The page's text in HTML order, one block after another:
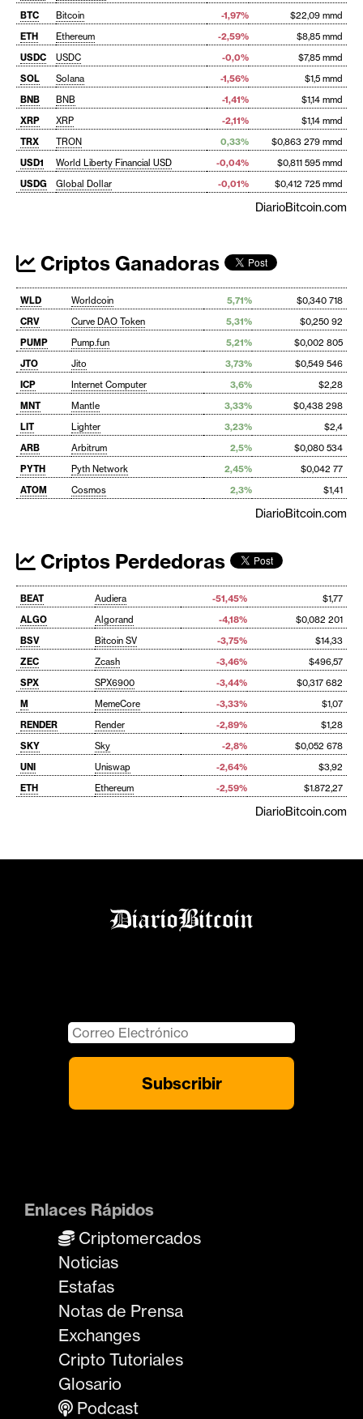
BTC Bitcoin -1,97%
$22,09 mmd
ETH
Ethereum -2,59%
$8,85 mmd
USDC
USDC -0,0%
$7,85 mmd
SOL
Solana -1,56%
$1,5 mmd
BNB
BNB -1,41%
$1,14 mmd
XRP
XRP -2,11%
$1,14 mmd
TRX
TRON 0,33%
$0,863 279 mmd
USD1
World Liberty Financial USD -0,04%
$0,811 595 mmd
USDG
Global Dollar -0,01% $0,412 725 mmd
DiarioBitcoin.com
Criptos Ganadoras
WLD Worldcoin 5,71%
$0,340 718
CRV
Curve DAO Token 5,31%
$0,250 92
PUMP
Pump.fun 5,21%
$0,002 805
JTO
Jito 3,73%
$0,549 546
ICP
Internet Computer 3,6%
$2,28
MNT
Mantle 3,33%
$0,438 298
LIT
Lighter 3,23%
$2,4
ARB
Arbitrum 2,5%
$0,080 534
PYTH
Pyth Network 2,45%
$0,042 77
ATOM
Cosmos 2,3% $1,41
DiarioBitcoin.com
Criptos Perdedoras
BEAT Audiera -51,45%
$1,77
ALGO
Algorand -4,18%
$0,082 201
BSV
Bitcoin SV -3,75%
$14,33
ZEC
Zcash -3,46%
$496,57
SPX
SPX6900 -3,44%
$0,317 682
M
MemeCore -3,33%
$1,07
RENDER
Render -2,89%
$1,28
SKY
Sky -2,8%
$0,052 678
UNI
Uniswap -2,64%
$3,92
ETH
Ethereum -2,59% $1.872,27
DiarioBitcoin.com
Enlaces Rápidos
Criptomercados
Noticias
Estafas
Notas de Prensa
Exchanges
Cripto Tutoriales
Glosario
Podcast